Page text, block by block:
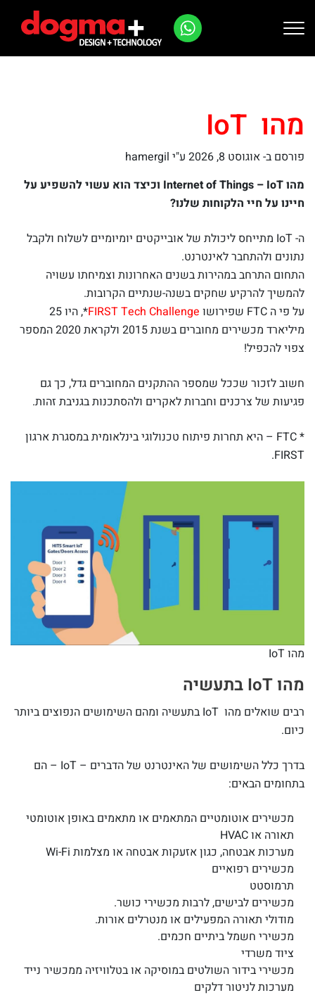
מהו IoT
פורסם ב-אוגוסט 8, 2026
ע"י hamergil
מהו Internet of Things – IoT וכיצד הוא עשוי להשפיע על
חיינו על חיי הלקוחות שלנו?
ה- IoT מתייחס ליכולת של אובייקטים יומיומיים לשלוח ולקבל
נתונים ולהתחבר לאינטרנט.
התחום התרחב במהירות בשנים האחרונות וצמיחתו עשויה
להמשיך להרקיע שחקים בשנה-שנתיים הקרובות.
על פי ה FTC שפירושו
FIRST Tech Challenge
*, היו 25
מיליארד מכשירים מחוברים בשנת 2015 ולקראת 2020 המספר
צפוי להכפיל!
חשוב לזכור שככל שמספר ההתקנים המחוברים גדל, כך גם
פגיעות של צרכנים וחברות לאקרים ולהסתכנות בגניבת זהות.
* FTC – היא תחרות פיתוח טכנולוגי בינלאומית במסגרת ארגון
FIRST.
מהו IoT
מהו IoT בתעשיה
רבים שואלים מהו IoT בתעשיה ומהם השימושים הנפוצים ביותר
כיום.
בדרך כלל השימושים של האינטרנט של הדברים – IoT – הם
בתחומים הבאים:
מכשירים אוטומטיים המתאמים או מתאמים באופן אוטומטי
תאורה או HVAC
מערכות אבטחה, כגון אזעקות אבטחה או מצלמות Wi-Fi
מכשירים רפואיים
תרמוסטט
מכשירים לבישים, לרבות מכשירי כושר.
מודולי תאורה המפעילים או מנטרלים אורות.
מכשירי חשמל ביתיים חכמים.
ציוד משרדי
מכשירי בידור השולטים במוסיקה או בטלוויזיה ממכשיר נייד
מערכות לניטור דלקים